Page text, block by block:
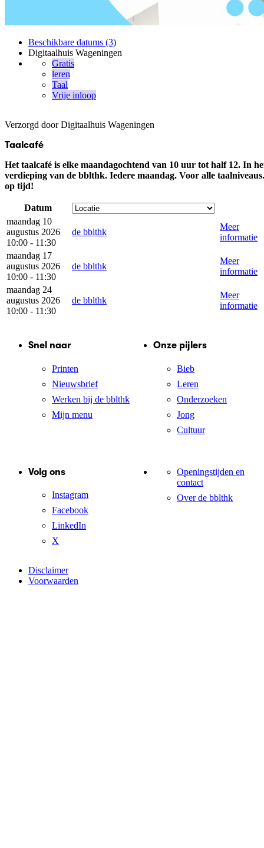
Beschikbare datums (3)
Digitaalhuis Wageningen
Gratis
leren
Taal
Vrije inloop
Verzorgd door Digitaalhuis Wageningen
Taalcafé
Het taalcafé is elke maandagochtend van 10 uur tot half 12. In
verdieping van de bblthk. Iedere maandag. Voor alle
op tijd!
Datum
maandag 10
augustus 2026
10:00 - 11:30
de bblthk
Meer
informatie
maandag 17
augustus 2026
10:00 - 11:30
de bblthk
Meer
informatie
maandag 24
augustus 2026
10:00 - 11:30
de bblthk
Meer
informatie
Snel naar
Printen
Nieuwsbrief
Werken bij de bblthk
Mijn menu
Onze pijlers
Bieb
Leren
Onderzoeken
Jong
Cultuur
Volg ons
Instagram
Facebook
LinkedIn
X
Openingstijden en
contact
Over de bblthk
Disclaimer
Voorwaarden